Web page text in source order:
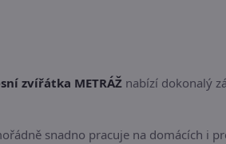
zvířátka METRÁŽ nabízí dokonalý
snadno pracuje na domácích i